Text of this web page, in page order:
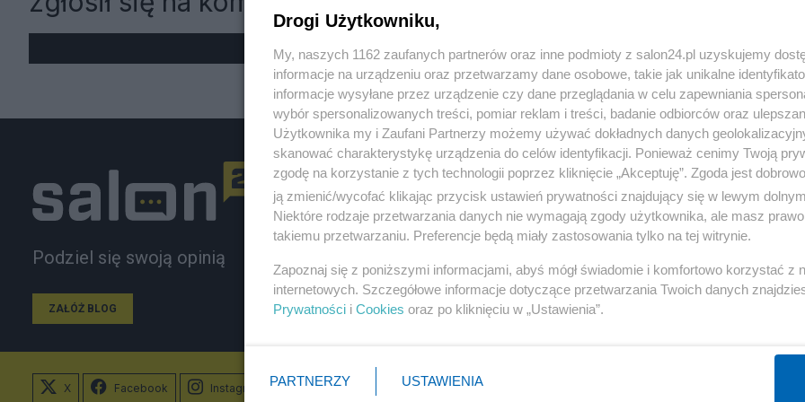
« WRÓĆ DO NOTKI
Podziel się swoją opinią
ZAŁÓŻ BLOG
Polityka
Rosja
PiS
Prezydent
NATO
Gospodarka
Biznes
Pieniądze
Inwestycje
Podatki
X Facebook Instagram
Drogi Użytkowniku,
My, naszych 1162 zaufanych partnerów oraz inne podmioty z salon24.pl uzyskujemy
informacje na urządzeniu oraz przetwarzamy dane osobowe, takie jak unikalne
informacje wysyłane przez urządzenie czy dane przeglądania w celu zapewniania
wybór spersonalizowanych treści, pomiar reklam i treści, badanie odbiorców oraz
Użytkownika my i Zaufani Partnerzy możemy używać dokładnych danych
skanować charakterystykę urządzenia do celów identyfikacji. Ponieważ cenimy Twoją
zgodę na korzystanie z tych technologii poprzez kliknięcie „Akceptuję”. Zgoda jest
ją zmienić/wycofać klikając przycisk ustawień prywatności znajdujący się w lewym
Niektóre rodzaje przetwarzania danych nie wymagają zgody użytkownika, ale masz
takiemu przetwarzaniu. Preferencje będą miały zastosowania tylko na tej witrynie.
Zapoznaj się z poniższymi informacjami, abyś mógł świadomie i komfortowo korzystać z
internetowych. Szczegółowe informacje dotyczące przetwarzania Twoich danych
Prywatności i Cookies oraz po kliknięciu w „Ustawienia”.
PARTNERZY USTAWIENIA